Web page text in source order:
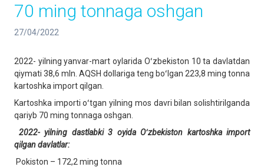
70 ming tonnaga oshgan
27/04/2022
2022- yilning yanvar-mart oylarida Oʻzbekiston 10 ta davlatdan
qiymati 38,6 mln. AQSH dollariga teng boʻlgan 223,8 ming tonna
kartoshka import qilgan.
Kartoshka importi oʻtgan yilning mos davri bilan solishtirilganda
qariyb 70 ming tonnaga oshgan.
2022- yilning dastlabki 3 oyida Oʻzbekiston kartoshka import
qilgan davlatlar:
Pokiston – 172,2 ming tonna